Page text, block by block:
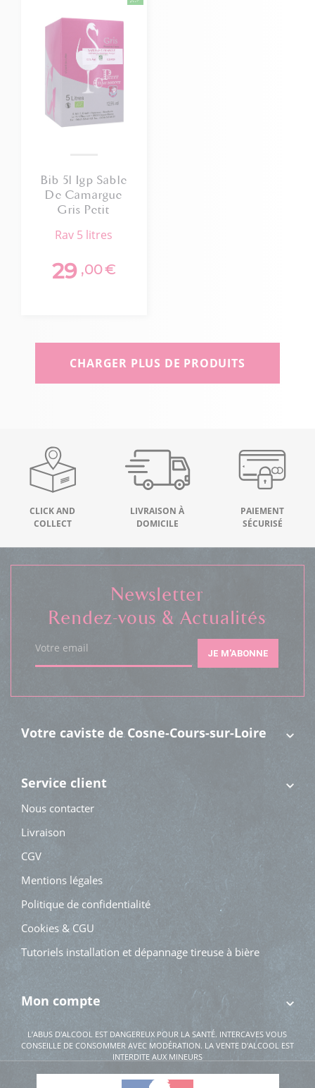
Bib 5l Igp Sable
De Camargue
Gris Petit
rav 5 litres
29 ,00€
CHARGER PLUS DE PRODUITS
CLICK AND
COLLECT
LIVRAISON À
DOMICILE
PAIEMENT
SÉCURISÉ
Votre caviste de Cosne-Cours-sur-Loire
Service client
Nous contacter
Livraison
CGV
Mentions légales
Politique de confidentialité
Cookies & CGU
Tutoriels installation et dépannage tireuse à bière
Mon compte
Newsletter
Rendez-vous & Actualités
Votre email JE M'ABONNE
L’ABUS D'ALCOOL EST DANGEREUX POUR LA SANTÉ. INTERCAVES VOUS
CONSEILLE DE CONSOMMER AVEC MODÉRATION. LA VENTE D'ALCOOL EST
INTERDITE AUX MINEURS